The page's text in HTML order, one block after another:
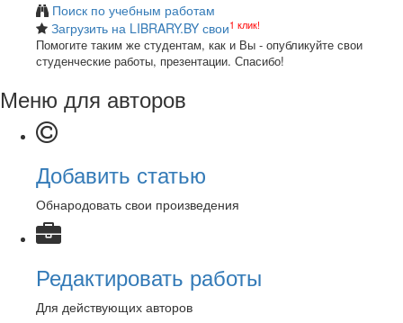
Поиск по учебным работам
Загрузить на LIBRARY.BY свои1 клик!
Помогите таким же студентам, как и Вы - опубликуйте свои
студенческие работы, презентации. Спасибо!
Меню для авторов
Добавить статью
Обнародовать свои произведения
Редактировать работы
Для действующих авторов